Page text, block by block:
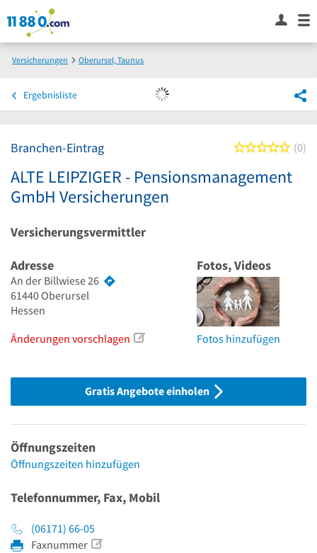
Versicherungen
Oberursel, Taunus
Ergebnisliste
Branchen-Eintrag 00
ALTE LEIPZIGER - Pensionsmanagement
GmbH Versicherungen
Versicherungsvermittler
Adresse
An der Billwiese 26
61440Oberursel
Hessen
Änderungen vorschlagen
Fotos, Videos
Fotos hinzufügen
Gratis Angebote einholen
Öffnungszeiten
Öffnungszeiten hinzufügen
Telefonnummer, Fax, Mobil
(06171) 66-05
Faxnummer